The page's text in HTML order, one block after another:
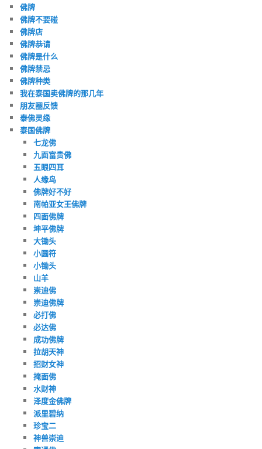
佛牌
佛牌不要碰
佛牌店
佛牌恭请
佛牌是什么
佛牌禁忌
佛牌种类
我在泰国卖佛牌的那几年
朋友圈反馈
泰佛灵缘
泰国佛牌
七龙佛
九面富贵佛
五眼四耳
人缘鸟
佛牌好不好
南帕亚女王佛牌
四面佛牌
坤平佛牌
大锄头
小圆符
小锄头
山羊
崇迪佛
崇迪佛牌
必打佛
必达佛
成功佛牌
拉胡天神
招财女神
掩面佛
水财神
泽度金佛牌
派里碧纳
珍宝二
神兽崇迪